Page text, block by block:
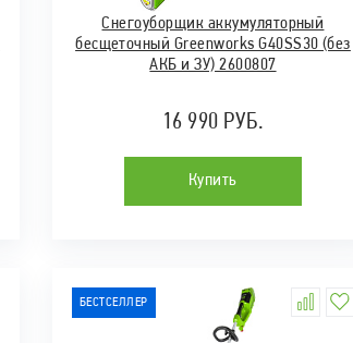
Снегоуборщик аккумуляторный
бесщеточный Greenworks G40SS30 (без
АКБ и ЗУ) 2600807
16 990 РУБ.
Купить
БЕСТСЕЛЛЕР